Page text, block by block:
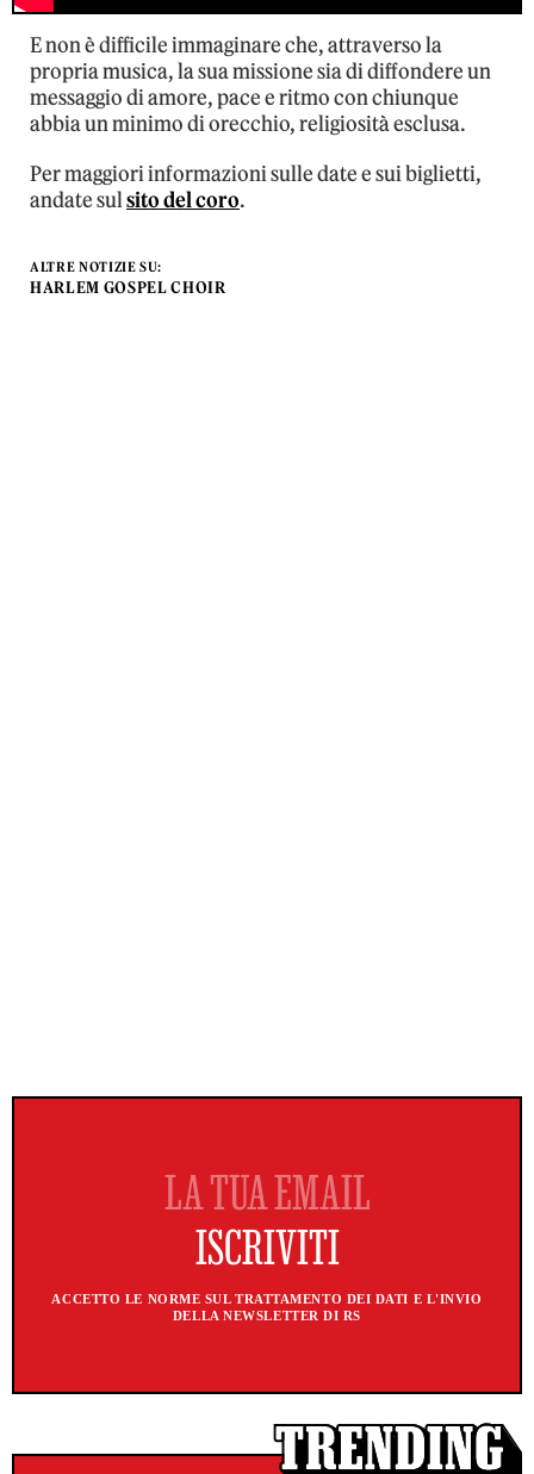
E non è difficile immaginare che, attraverso la
propria musica, la sua missione sia di diffondere un
messaggio di amore, pace e ritmo con chiunque
abbia un minimo di orecchio, religiosità esclusa.
Per maggiori informazioni sulle date e sui biglietti,
andate sulsito del coro.
ALTRE NOTIZIE SU:
HARLEM GOSPEL CHOIR
ACCETTO LE NORME SUL TRATTAMENTO DEI DATI E L'INVIO
DELLA NEWSLETTER DI RS